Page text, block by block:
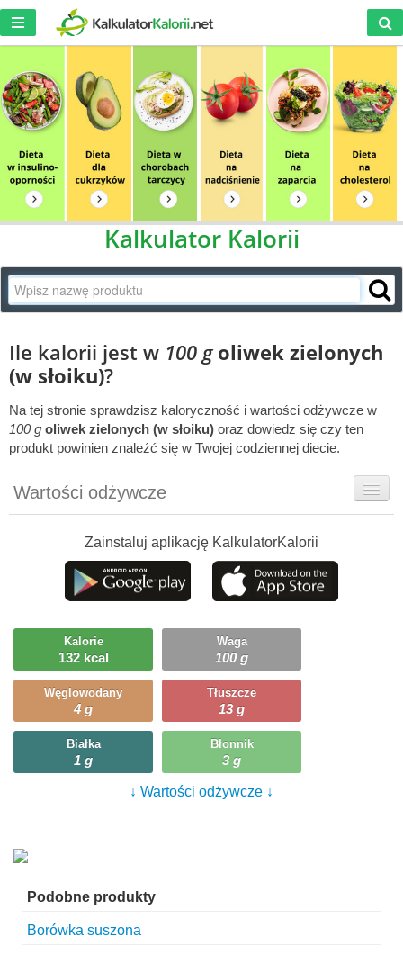
Kalkulator Kalorii
Ile kalorii jest w 100 g oliwek zielonych
(w słoiku)?
Na tej stronie sprawdzisz kaloryczność i wartości odżywcze w
100 g oliwek zielonych (w słoiku) oraz dowiedz się czy ten
produkt powinien znaleźć się w Twojej codziennej diecie.
Wartości odżywcze
Szczegółówe informacje
Ciekawostki
Ile możesz zjeść?
Przepisy
Zainstaluj aplikację KalkulatorKalorii
Kalorie
132 kcal
Waga
100 g
Węglowodany
4 g
Tłuszcze
13 g
Białka
1 g
Błonnik
3 g
↓ Wartości odżywcze ↓
Podobne produkty
Borówka suszona